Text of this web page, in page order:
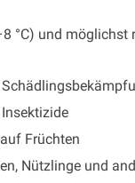
°C) und
Früchten
Nützlinge und